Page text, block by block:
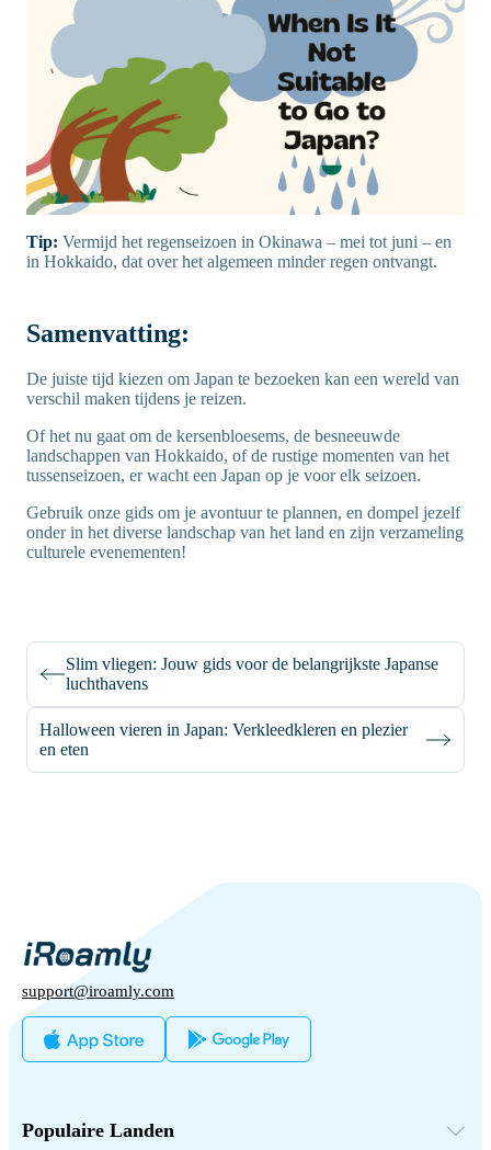
Tip: Vermijd het regenseizoen in Okinawa – mei tot juni – en
in Hokkaido, dat over het algemeen minder regen ontvangt.
Samenvatting:
De juiste tijd kiezen om Japan te bezoeken kan een wereld van
verschil maken tijdens je reizen.
Of het nu gaat om de kersenbloesems, de besneeuwde
landschappen van Hokkaido, of de rustige momenten van het
tussenseizoen, er wacht een Japan op je voor elk seizoen.
Gebruik onze gids om je avontuur te plannen, en dompel jezelf
onder in het diverse landschap van het land en zijn verzameling
culturele evenementen!
Slim vliegen: Jouw gids voor de belangrijkste Japanse
luchthavens
Halloween vieren in Japan: Verkleedkleren en plezier
en eten
support@iroamly.com
Populaire Landen